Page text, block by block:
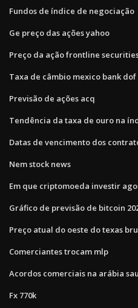
Fundos de índice de negociação
Ge preço das ações yahoo
Preço da ação frontline
Taxa de câmbio mexico bank dof
Previsão de ações acq
Tendência da taxa de ouro na
Datas de vencimento dos
Nem stock news
Em que criptomoeda investir
Gráfico de previsão de bitcoin
Preço atual do oeste do texas
Comerciantes trocam mlp
Acordos comerciais na arábia
Fx 770k